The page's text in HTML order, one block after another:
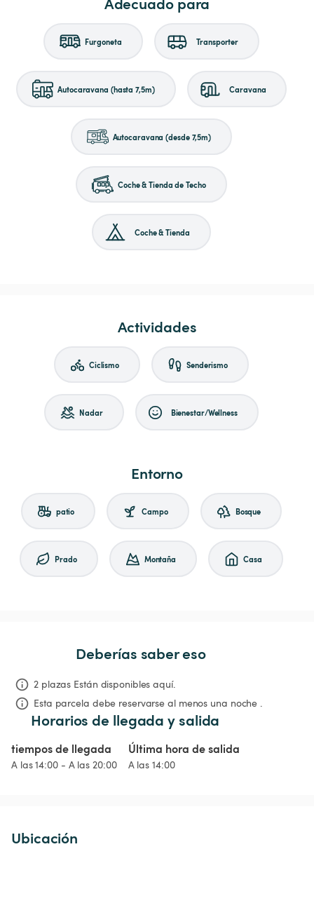
Furgoneta Transporter
Autocaravana (hasta 7,5m) Caravana
Autocaravana (desde 7,5m)
Coche & Tienda de Techo
Coche & Tienda
Actividades
Ciclismo Senderismo
Nadar Bienestar/Wellness
Entorno
patio Campo Bosque
Prado Montaña Casa
Deberías saber eso
2 plazas Están disponibles aquí.
Esta parcela debe reservarse al menos una noche .
Horarios de llegada y salida
tiempos de llegada
A las 14:00 - A las 20:00
Última hora de salida
A las 14:00
Ubicación